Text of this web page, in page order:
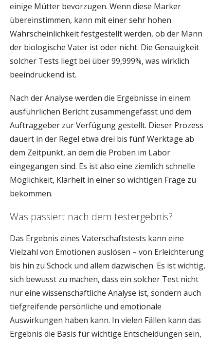
einige Mütter bevorzugen. Wenn diese Marker
übereinstimmen, kann mit einer sehr hohen
Wahrscheinlichkeit festgestellt werden, ob der Mann
der biologische Vater ist oder nicht. Die Genauigkeit
solcher Tests liegt bei über 99,999%, was wirklich
beeindruckend ist.
Nach der Analyse werden die Ergebnisse in einem
ausführlichen Bericht zusammengefasst und dem
Auftraggeber zur Verfügung gestellt. Dieser Prozess
dauert in der Regel etwa drei bis fünf Werktage ab
dem Zeitpunkt, an dem die Proben im Labor
eingegangen sind. Es ist also eine ziemlich schnelle
Möglichkeit, Klarheit in einer so wichtigen Frage zu
bekommen.
Was passiert nach dem testergebnis?
Das Ergebnis eines Vaterschaftstests kann eine
Vielzahl von Emotionen auslösen – von Erleichterung
bis hin zu Schock und allem dazwischen. Es ist wichtig,
sich bewusst zu machen, dass ein solcher Test nicht
nur eine wissenschaftliche Analyse ist, sondern auch
tiefgreifende persönliche und emotionale
Auswirkungen haben kann. In vielen Fällen kann das
Ergebnis die Basis für wichtige Entscheidungen sein,